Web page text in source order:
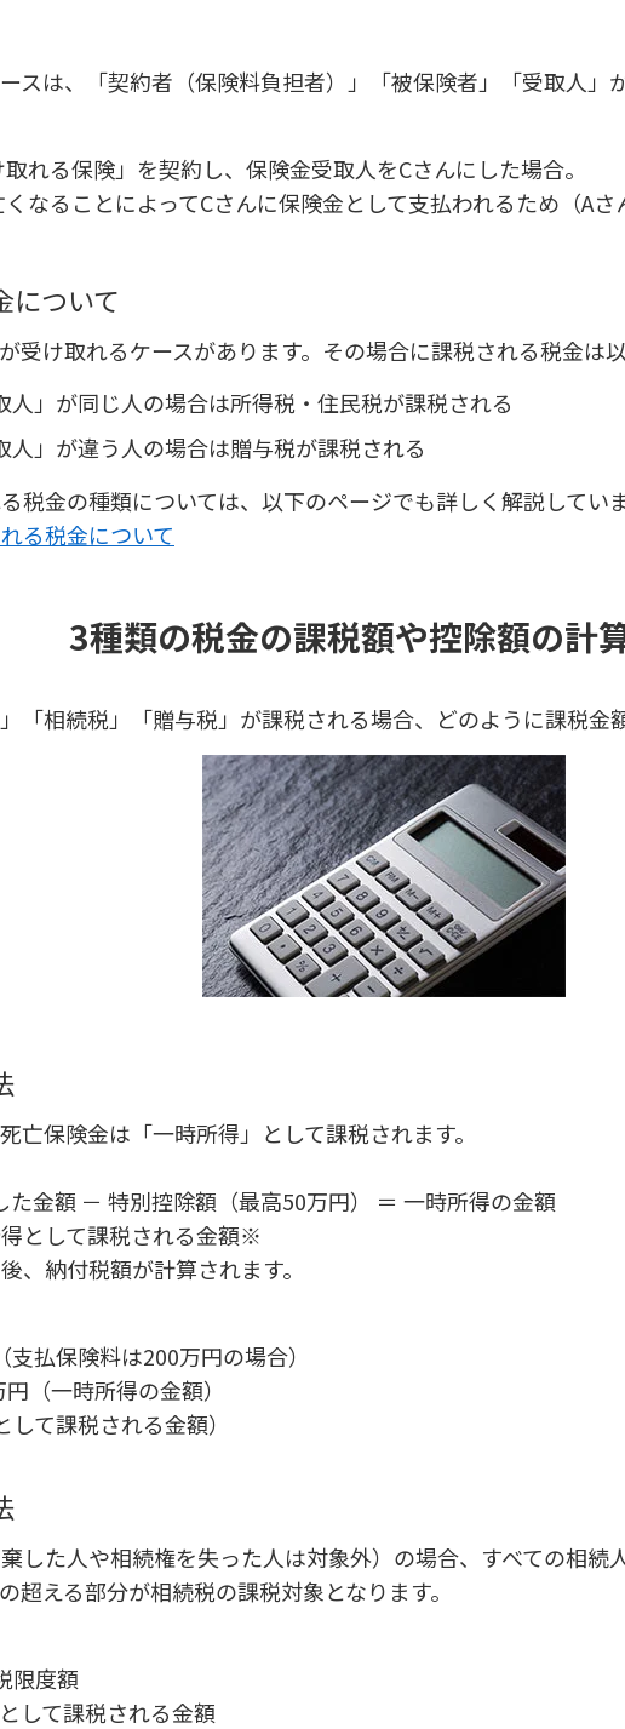
スは、「契約者（保険料負担者）」「被保険者」「受取人」
れる保険」を契約し、保険金受取人をCさんにした場合。
なることによってCさんに保険金として支払われるため（A
について
受け取れるケースがあります。その場合に課税される税金は以
人」が同じ人の場合は所得税・住民税が課税される
人」が違う人の場合は贈与税が課税される
税金の種類については、以下のページでも詳しく解説していま
る税金について
3種類の税金の課税額や控除額の計
「相続税」「贈与税」が課税される場合、どのように課税金
保険金は「一時所得」として課税されます。
金額 － 特別控除額（最高50万円） ＝ 一時所得の金額
として課税される金額※
納付税額が計算されます。
払保険料は200万円の場合）
（一時所得の金額）
て課税される金額）
した人や相続権を失った人は対象外）の場合、すべての相
える部分が相続税の課税対象となります。
限度額
して課税される金額